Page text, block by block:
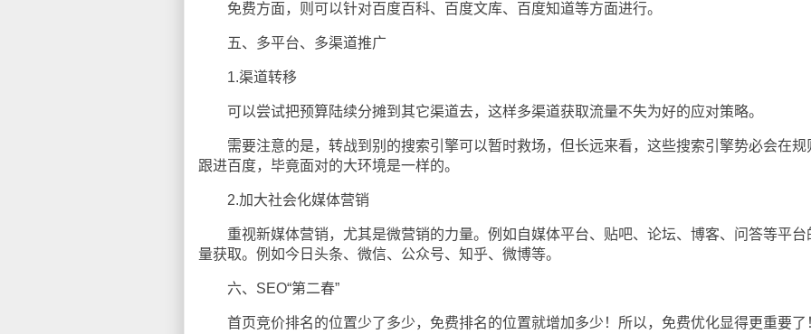
免费方面，则可以针对百度百科、百度文库、百度知道等方面进行。
五、多平台、多渠道推广
1.渠道转移
可以尝试把预算陆续分摊到其它渠道去，这样多渠道获取流量不失为好的应对策略。
需要注意的是，转战到别的搜索引擎可以暂时救场，但长远来看，这些搜索引擎势必会在规
跟进百度，毕竟面对的大环境是一样的。
2.加大社会化媒体营销
重视新媒体营销，尤其是微营销的力量。例如自媒体平台、贴吧、论坛、博客、问答等平台
量获取。例如今日头条、微信、公众号、知乎、微博等。
六、SEO“第二春”
首页竞价排名的位置少了多少，免费排名的位置就增加多少！所以，免费优化显得更重要了